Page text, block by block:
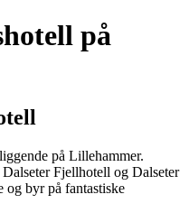
på
på Lillehammer.
Fjellhotell og Dalseter
byr på fantastiske